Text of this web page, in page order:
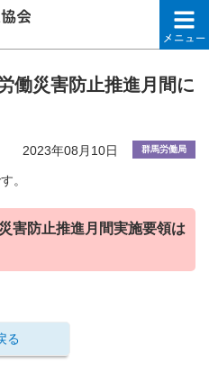
建設業労働災害防止協
働災害防止推進月間に
2023年08月10日 群馬労働局
。
害防止推進月間実施要領は
る